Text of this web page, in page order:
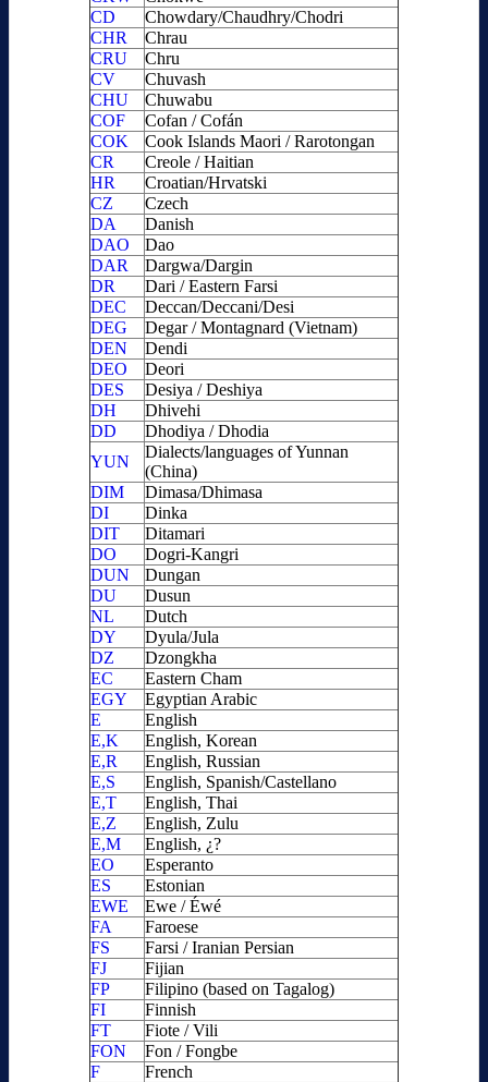
CD
Chowdary/Chaudhry/Chodri
CHR
Chrau
CRU
Chru
CV
Chuvash
CHU
Chuwabu
COF
Cofan / Cofán
COK
Cook Islands Maori / Rarotongan
CR
Creole / Haitian
HR
Croatian/Hrvatski
CZ
Czech
DA
Danish
DAO
Dao
DAR
Dargwa/Dargin
DR
Dari / Eastern Farsi
DEC
Deccan/Deccani/Desi
DEG
Degar / Montagnard (Vietnam)
DEN
Dendi
DEO
Deori
DES
Desiya / Deshiya
DH
Dhivehi
DD
Dhodiya / Dhodia
YUN
Dialects/languages of Yunnan
(China)
DIM
Dimasa/Dhimasa
DI
Dinka
DIT
Ditamari
DO
Dogri-Kangri
DUN
Dungan
DU
Dusun
NL
Dutch
DY
Dyula/Jula
DZ
Dzongkha
EC
Eastern Cham
EGY
Egyptian Arabic
E
English
E,K
English, Korean
E,R
English, Russian
E,S
English, Spanish/Castellano
E,T
English, Thai
E,Z
English, Zulu
E,M
English, ¿?
EO
Esperanto
ES
Estonian
EWE
Ewe / Éwé
FA
Faroese
FS
Farsi / Iranian Persian
FJ
Fijian
FP
Filipino (based on Tagalog)
FI
Finnish
FT
Fiote / Vili
FON
Fon / Fongbe
F
French